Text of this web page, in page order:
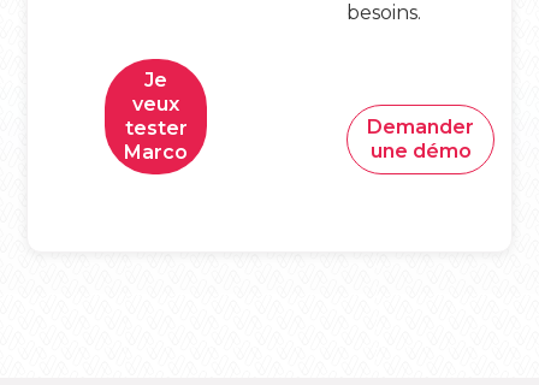
Je
veux
tester
Marco
besoins.
Demander
une démo